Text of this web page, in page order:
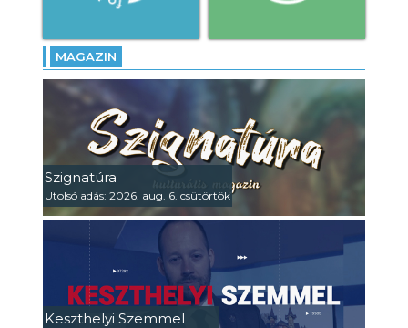
MAGAZIN
Szignatúra
Utolsó adás: 2026. aug. 6. csütörtök
Keszthelyi Szemmel